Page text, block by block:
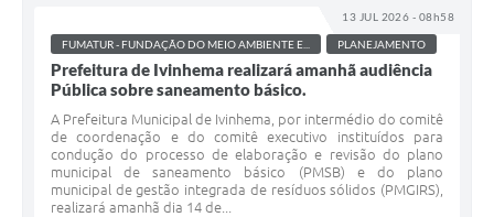
13 JUL 2026 - 08h58
FUMATUR - FUNDAÇÃO DO MEIO AMBIENTE E... PLANEJAMENTO
Prefeitura de Ivinhema realizará amanhã audiência
Pública sobre saneamento básico.
A Prefeitura Municipal de Ivinhema, por intermédio do comitê
de coordenação e do comitê executivo instituídos para
condução do processo de elaboração e revisão do plano
municipal de saneamento básico (PMSB) e do plano
municipal de gestão integrada de resíduos sólidos (PMGIRS),
realizará amanhã dia 14 de...